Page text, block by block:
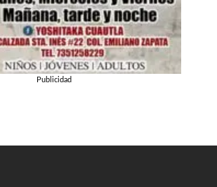
Publicidad